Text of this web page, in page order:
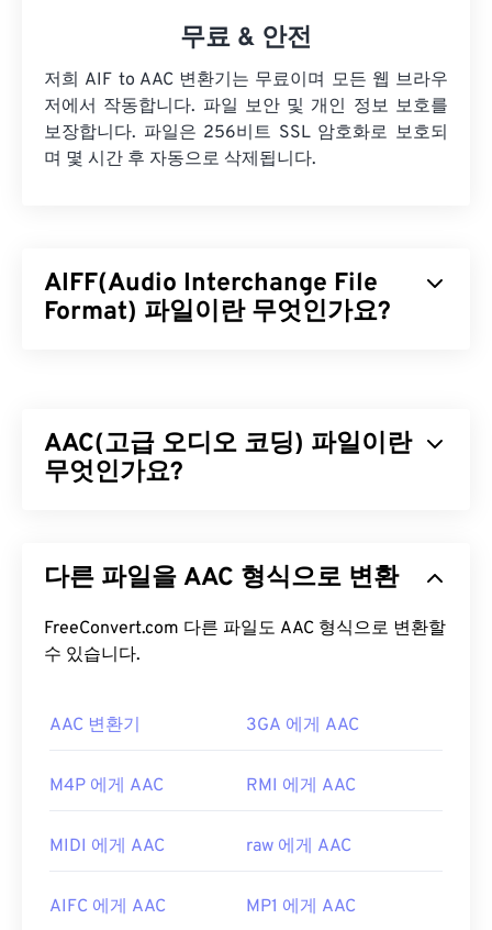
무료 & 안전
저희 AIF to AAC 변환기는 무료이며 모든 웹 브라우
저에서 작동합니다. 파일 보안 및 개인 정보 보호를
보장합니다. 파일은 256비트 SSL 암호화로 보호되
며 몇 시간 후 자동으로 삭제됩니다.
AIFF(Audio Interchange File
Format) 파일이란 무엇인가요?
자들이 이 형식을 사용합니다.무손실파일 형식이므
로 원본의 품질이나 데이터 손실이 없지만, AIFF 파
기본적으로 AIFF는 운영 체제에 따라
Audacity,Winamp Elmedia Player 등이 있습니다.
파일을 열려면 해당 파일을 MP3 파일로 변환해야 합
파일을 열 수 있습니다.
최초 출시:1988
AAC(고급 오디오 코딩) 파일이란
무엇인가요?
주로 디지털 TV, 디지털 라디오, 인터넷 스트리밍에
의 표준 오디오 형식입니다.ISO/IEC는 AAC코덱
을 MP3의 개선된 코덱으로 지정했는데, 파일 크기
용하여 AAC 파일을 여세요. 또는iTunes에서도 기본
적으로 AAC 파일이 열립니다. 하지만 AAC 파일은 어
에서도 열립니다.
다른 파일을 AAC 형식으로 변환
FreeConvert.com 다른 파일도 AAC 형식으로 변환할
수 있습니다.
AAC 변환기 3GA 에게 AAC
M4P 에게 AAC RMI 에게 AAC
MIDI 에게 AAC raw 에게 AAC
AIFC 에게 AAC MP1 에게 AAC